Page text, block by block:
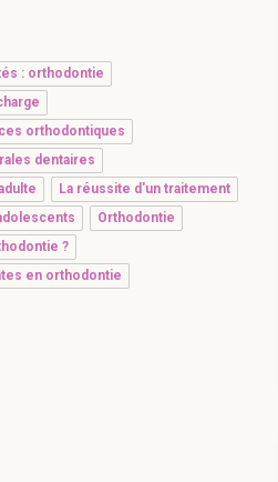
: orthodontie
orthodontiques
dentaires
La réussite d'un traitement
Orthodontie
?
en orthodontie